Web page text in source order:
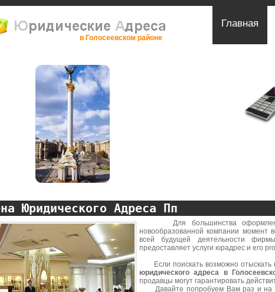
в Голосеевском районе
Главная
Юридического Адреса Пп
Для большинства оформление
новообразованной компании момент
всей будущей деятельности
предоставляет услуги юрадрес и его
Если поискать возможно отыскать
юридического адреса в
продавцы могут гарантировать
Давайте попробуем Вам раз и на